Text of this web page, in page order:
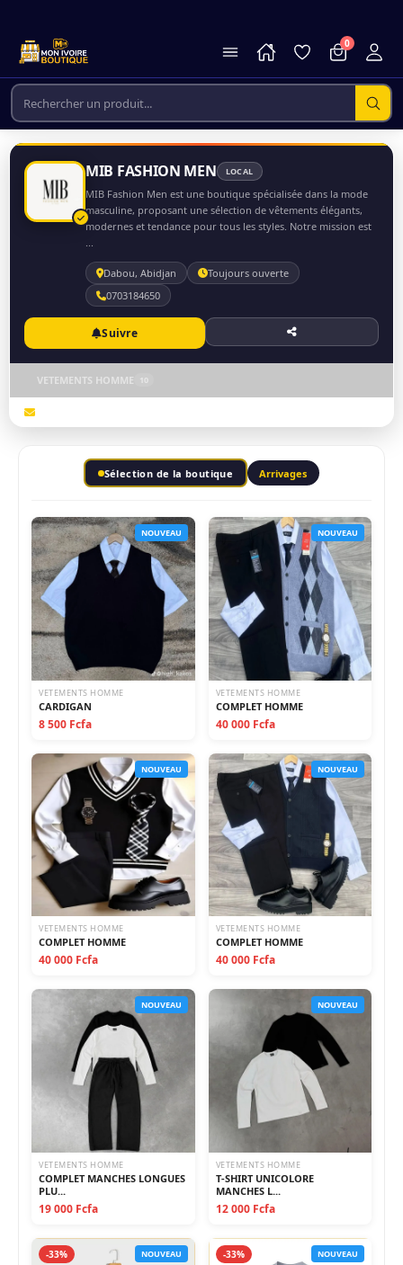
0
MIB FASHION MEN LOCAL
MIB Fashion Men est une boutique spécialisée dans la mode
masculine, proposant une sélection de vêtements élégants,
modernes et tendance pour tous les styles. Notre mission est
...
Dabou, Abidjan
Toujours ouverte
0703184650
Suivre
VETEMENTS HOMME 10
Sélection de la boutique Arrivages
NOUVEAU
VETEMENTS HOMME
CARDIGAN
8 500 Fcfa
NOUVEAU
VETEMENTS HOMME
COMPLET HOMME
40 000 Fcfa
NOUVEAU
VETEMENTS HOMME
COMPLET HOMME
40 000 Fcfa
NOUVEAU
VETEMENTS HOMME
COMPLET HOMME
40 000 Fcfa
NOUVEAU
VETEMENTS HOMME
COMPLET MANCHES LONGUES
PLU...
19 000 Fcfa
NOUVEAU
VETEMENTS HOMME
T-SHIRT UNICOLORE
MANCHES L...
12 000 Fcfa
-33% NOUVEAU -33% NOUVEAU